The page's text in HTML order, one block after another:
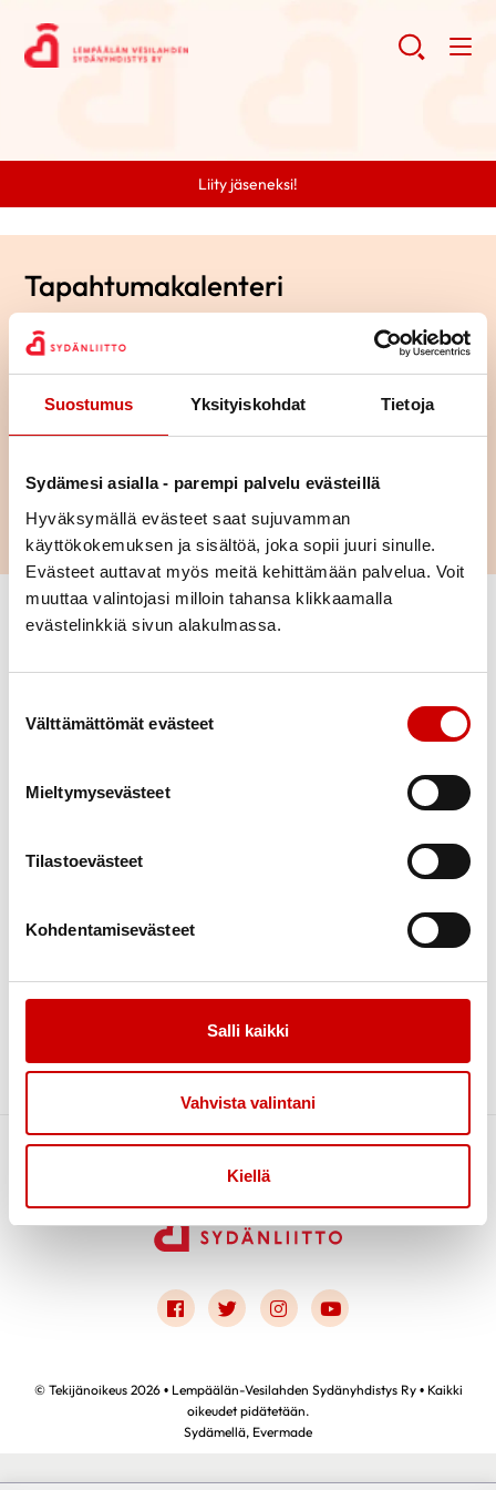
Suostumus Yksityiskohdat Tietoja
Sydämesi asialla - parempi palvelu evästeillä
Hyväksymällä evästeet saat sujuvamman
käyttökokemuksen ja sisältöä, joka sopii juuri sinulle.
Evästeet auttavat myös meitä kehittämään palvelua. Voit
muuttaa valintojasi milloin tahansa klikkaamalla
evästelinkkiä sivun alakulmassa.
Välttämättömät evästeet
Mieltymysevästeet
Tilastoevästeet
Kohdentamisevästeet
Salli kaikki
Vahvista valintani
Kiellä
Liity jäseneksi!
Tapahtumakalenteri
Tapahtumakalenterista löydät yhdistyksemme sekä alueemme
sydänpiirin tulevat tapahtumat. Tapahtumakalenterin lopussa
olevasta linkistä pääset katsomaan myös kaikki sydänyhteisön
tapahtumat. Tutustu tapahtumiin ja lähde mukaan!
Vaihda suodattimet
Laji
Paikkakunta
Alue
Katso kaikkia sydänyhteisön
TAPAHTUMAT
Link to facebook
Link to twitter
Link to instagram
Link to youtube
© Tekijänoikeus 2026 • Lempäälän-Vesilahden Sydänyhdistys Ry • Kaikki
oikeudet pidätetään.
Sydämellä, Evermade